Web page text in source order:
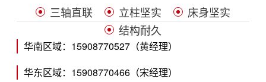
三轴直联 立柱坚实
床身坚实
结构耐久
华南区域：15908770527（黄经理）
华东区域：15908770466（宋经理）